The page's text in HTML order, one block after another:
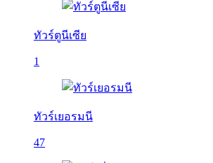
ทัวร์ตูนีเซีย
1
ทัวร์เยอรมนี
47